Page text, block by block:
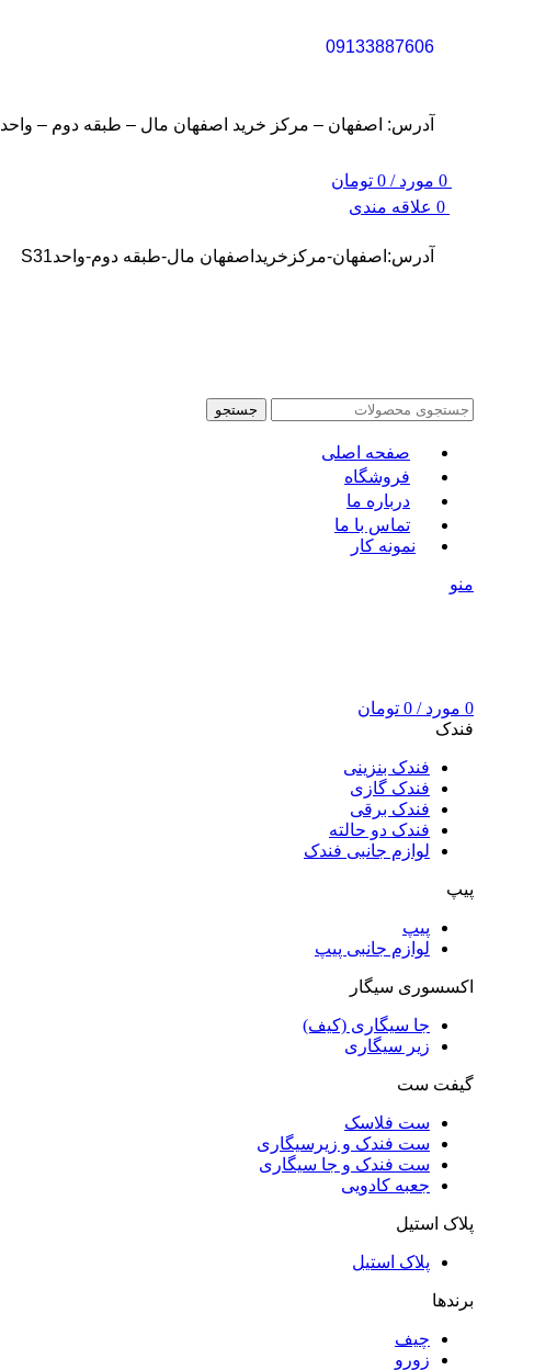
09133887606
آدرس: اصفهان – مرکز خرید اصفهان مال – طبقه دوم – واحد S31 (سفارشات شما نهایتا تا سه روز کاری تحویل پست خواهد شد.)
0 مورد /
0 تومان
0 علاقه مندی
آدرس:اصفهان-مرکزخریداصفهان مال-طبقه دوم-واحدS31
جستجو
صفحه اصلی
فروشگاه
درباره ما
تماس با ما
نمونه کار
منو
0 مورد /
0 تومان
فندک
فندک بنزینی
فندک گازی
فندک برقی
فندک دو حالته
لوازم جانبی فندک
پیپ
پیپ
لوازم جانبی پیپ
اکسسوری سیگار
جا سیگاری (کیف)
زیر سیگاری
گیفت ست
ست فلاسک
ست فندک و زیرسیگاری
ست فندک و جا سیگاری
جعبه کادویی
پلاک استیل
پلاک استیل
برندها
چیف
زورو